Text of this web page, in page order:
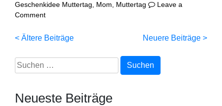
Geschenkidee Muttertag, Mom, Muttertag
Leave a
Commenton
Mom!
Beitragsnavigation
Ältere Beiträge Neuere Beiträge
Suchen
nach:
Neueste Beiträge